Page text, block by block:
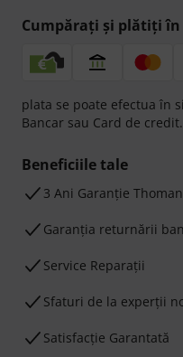
Cumpărați și plătiți
plata se poate efectua în
Bancar sau Card de credit.
Beneficiile tale
3 Ani Garanție
Garanţia returnării
Service Reparații
Sfaturi de la experții
Satisfacție Garantată